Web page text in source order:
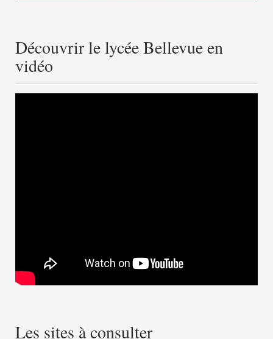
Découvrir le lycée Bellevue en
vidéo
Les sites à consulter